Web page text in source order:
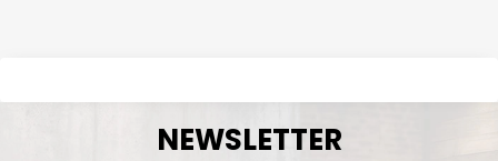
NEWSLETTER